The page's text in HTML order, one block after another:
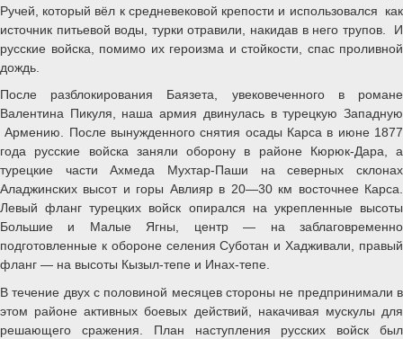
Ручей, который вёл к средневековой крепости и использовался как
источник питьевой воды, турки отравили, накидав в него трупов. И
русские войска, помимо их героизма и стойкости, спас проливной
дождь.
После разблокирования Баязета, увековеченного в романе
Валентина Пикуля, наша армия двинулась в турецкую Западную
Армению. После вынужденного снятия осады Карса в июне 1877
года русские войска заняли оборону в районе Кюрюк-Дара, а
турецкие части Ахмеда Мухтар-Паши на северных склонах
Аладжинских высот и горы Авлияр в 20—30 км восточнее Карса.
Левый фланг турецких войск опирался на укрепленные высоты
Большие и Малые Ягны, центр — на заблаговременно
подготовленные к обороне селения Суботан и Хадживали, правый
фланг — на высоты Кызыл-тепе и Инах-тепе.
В течение двух с половиной месяцев стороны не предпринимали в
этом районе активных боевых действий, накачивая мускулы для
решающего сражения. План наступления русских войск был